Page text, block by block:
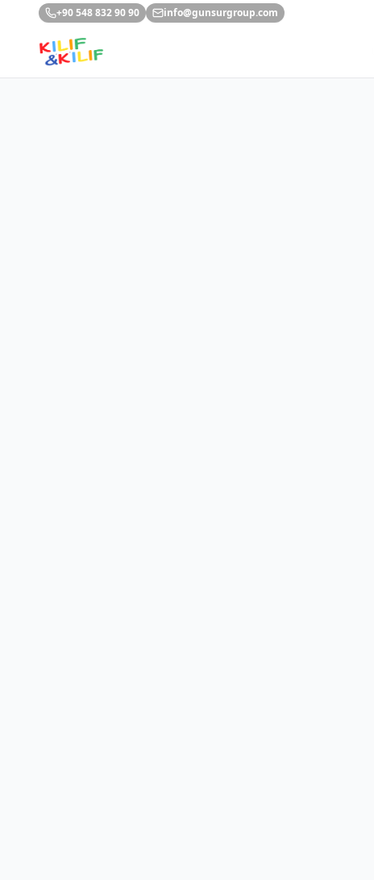
Ana içeriğe geç+90 548 832 90 90 info@gunsurgroup.com